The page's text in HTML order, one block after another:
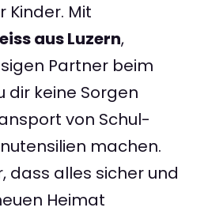
Kinder. Mit
aus Luzern,
Partner beim
dir keine Sorgen
von Schul-
machen.
dass alles sicher und
Heimat